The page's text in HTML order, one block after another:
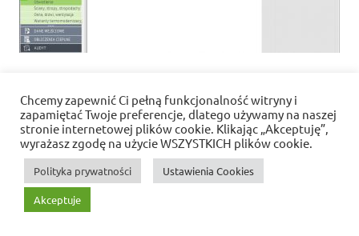
Polityka prywatności i pliki cookies
WordPress Theme: Dynamic News by ThemeZee.
Chcemy zapewnić Ci pełną funkcjonalność witryny i
zapamiętać Twoje preferencje, dlatego używamy na naszej
stronie internetowej plików cookie. Klikając „Akceptuję”,
wyrażasz zgodę na użycie WSZYSTKICH plików cookie.
Polityka prywatności Ustawienia Cookies
Akceptuje